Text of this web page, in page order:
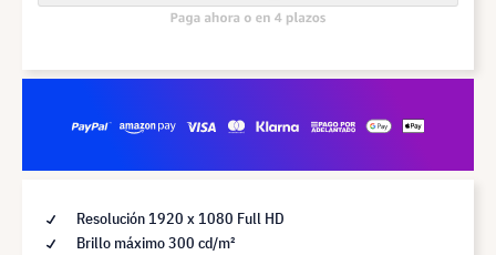
Resolución 1920 x 1080 Full HD
Brillo máximo 300 cd/m²